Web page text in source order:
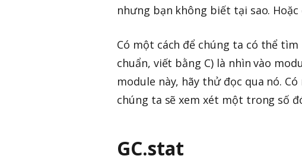
nhưng bạn không biết tại sao.
Có một cách để chúng ta có thể
chuẩn, viết bằng C) là nhìn vào
module này, hãy thử đọc qua nó.
chúng ta sẽ xem xét một trong số
GC.stat